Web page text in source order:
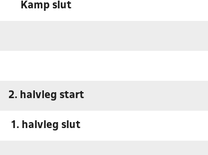
Kamp slut
2. halvleg start
1. halvleg slut